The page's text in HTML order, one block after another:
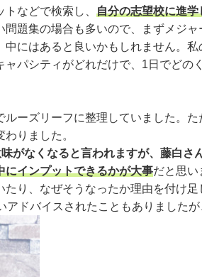
などで検索し、 自分の志望校に進
題集の場合も多いので、まずメジ
にはあると良いかもしれません。私
ャパシティがどれだけで、1日でど
ーズリーフに整理していました。
りました。
なくなると言われますが、藤白さ
にインプットできるかが大事だと思い
り、なぜそうなったか理由を付け
ドバイスされたこともありました